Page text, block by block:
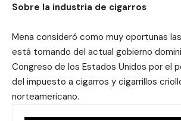
Sobre la industria de cigarros
Mena consideró como muy oportunas
está tomando del actual gobierno
Congreso de los Estados Unidos por el
del impuesto a cigarros y cigarrillos
norteamericano.